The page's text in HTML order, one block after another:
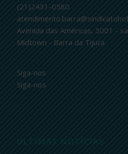
(21)2431-0580
Avenida das Américas, 5001 -
Midtown - Barra da Tijuca
Siga-nos
Siga-nos
ÚLTIMAS NOTÍCIAS